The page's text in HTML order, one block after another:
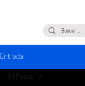
Entrada
All Posts